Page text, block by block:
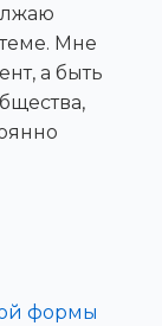
Мне
а быть
формы